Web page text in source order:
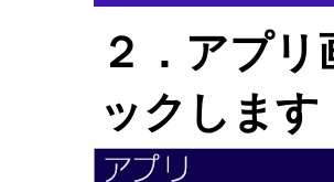
２．アプ
ックします